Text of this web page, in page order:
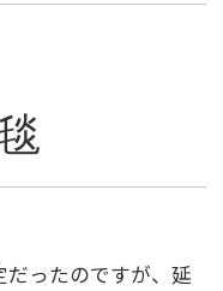
ったのですが、延